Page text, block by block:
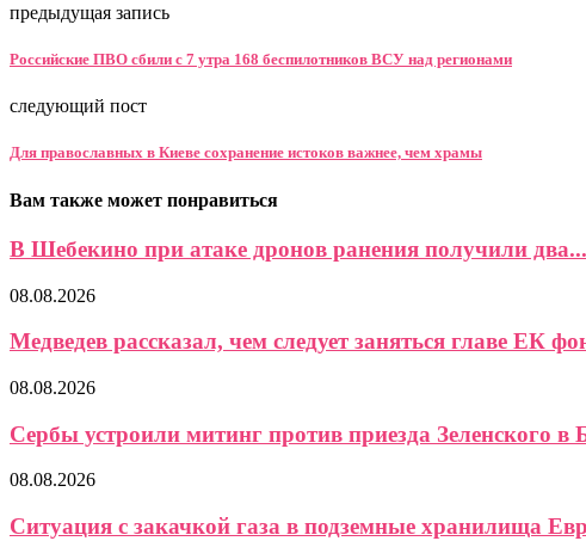
предыдущая запись
Российские ПВО сбили с 7 утра 168 беспилотников ВСУ над регионами
следующий пост
Для православных в Киеве сохранение истоков важнее, чем храмы
Вам также может понравиться
В Шебекино при атаке дронов ранения получили два...
08.08.2026
Медведев рассказал, чем следует заняться главе ЕК
08.08.2026
Сербы устроили митинг против приезда Зеленского в
08.08.2026
Ситуация с закачкой газа в подземные хранилища